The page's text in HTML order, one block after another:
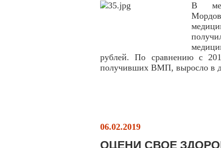
В
рублей. По сравнению с
получивших ВМП, выросло в
06.02.2019
ОЦЕНИ СВОЕ